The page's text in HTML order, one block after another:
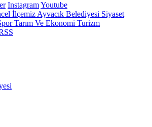
InstagramYoutube
İlçemiz Ayvacık Belediyesi Siyaset
Tarım Ve Ekonomi Turizm